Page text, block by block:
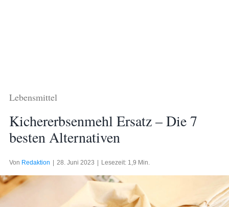
Lebensmittel
Kichererbsenmehl Ersatz – Die 7
besten Alternativen
Von Redaktion 28. Juni 2023 Lesezeit: 1,9 Min.